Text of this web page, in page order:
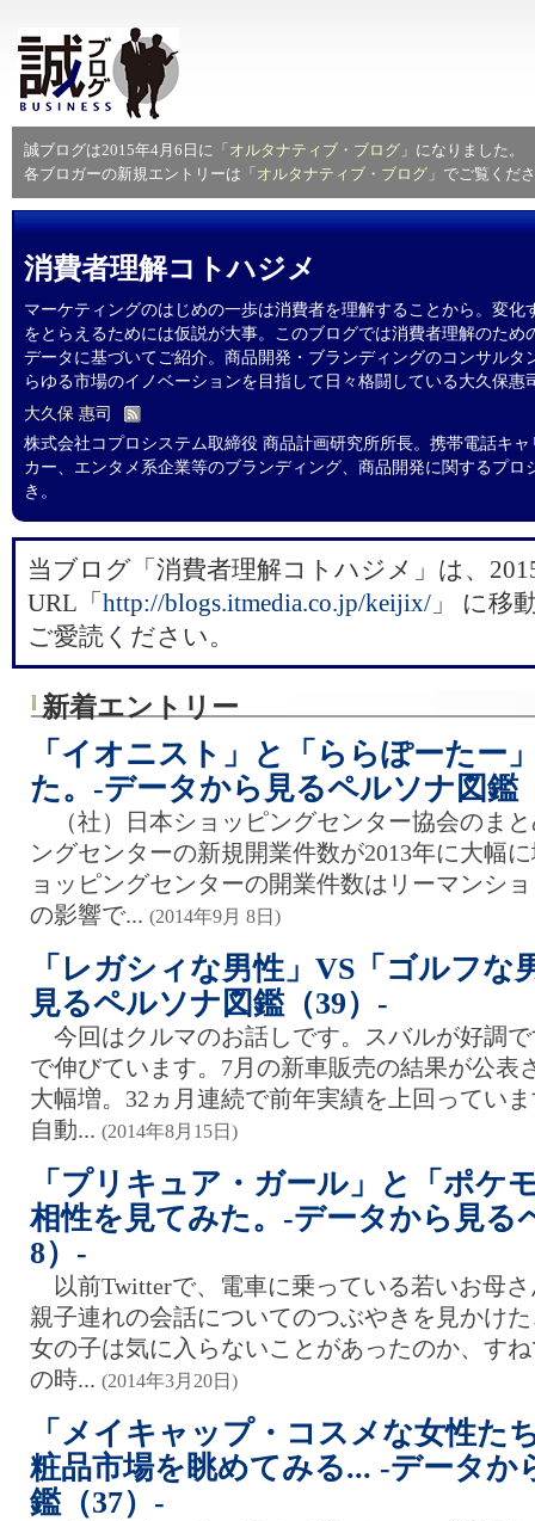
誠ブログは2015年4月6日に「 オルタナティブ・ブログ 」になりました。
各ブロガーの新規エントリーは「 オルタナティブ・ブログ 」でご覧くだ
消費者理解コトハジメ
マーケティングのはじめの一歩は消費者を理解することから。変化
をとらえるためには仮説が大事。このブログでは消費者理解のため
データに基づいてご紹介。商品開発・ブランディングのコンサルタ
らゆる市場のイノベーションを目指して日々格闘している大久保惠
大久保 惠司
株式会社コプロシステム取締役 商品計画研究所所長。携帯電話キ
カー、エンタメ系企業等のブランディング、商品開発に関するプロ
き。
当ブログ「消費者理解コトハジメ」は、
URL「 ​http://blogs.itmedia.co.jp/keijix/ 」 に移
ご愛読ください。
新着エントリー
「イオニスト」と「ららぽーたー
た。-データから見るペルソナ図鑑
（社）日本ショッピングセンター協会のま
ングセンターの新規開業件数が2013年に大幅
ョッピングセンターの開業件数はリーマンシ
の影響で... (2014年9月 8日)
「レガシィな男性」VS「ゴルフな
見るペルソナ図鑑（39）-
今回はクルマのお話しです。スバルが好調
で伸びています。7月の新車販売の結果が公表
大幅増。32ヵ月連続で前年実績を上回ってい
自動... (2014年8月15日)
「プリキュア・ガール」と「ポケ
相性を見てみた。-データから見る
8）-
以前Twitterで、電車に乗っている若いお母
親子連れの会話についてのつぶやきを見かけ
女の子は気に入らないことがあったのか、す
の時... (2014年3月20日)
「メイキャップ・コスメな女性た
粧品市場を眺めてみる... -データか
鑑（37）-